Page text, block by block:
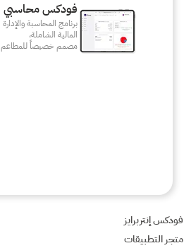
فودكس محاسبي
برنامج المحاسبة والإدارة
المالية الشاملة،
مصمم خصيصاً للمطاعم
فودكس إنتربرايز
متجر التطبيقات